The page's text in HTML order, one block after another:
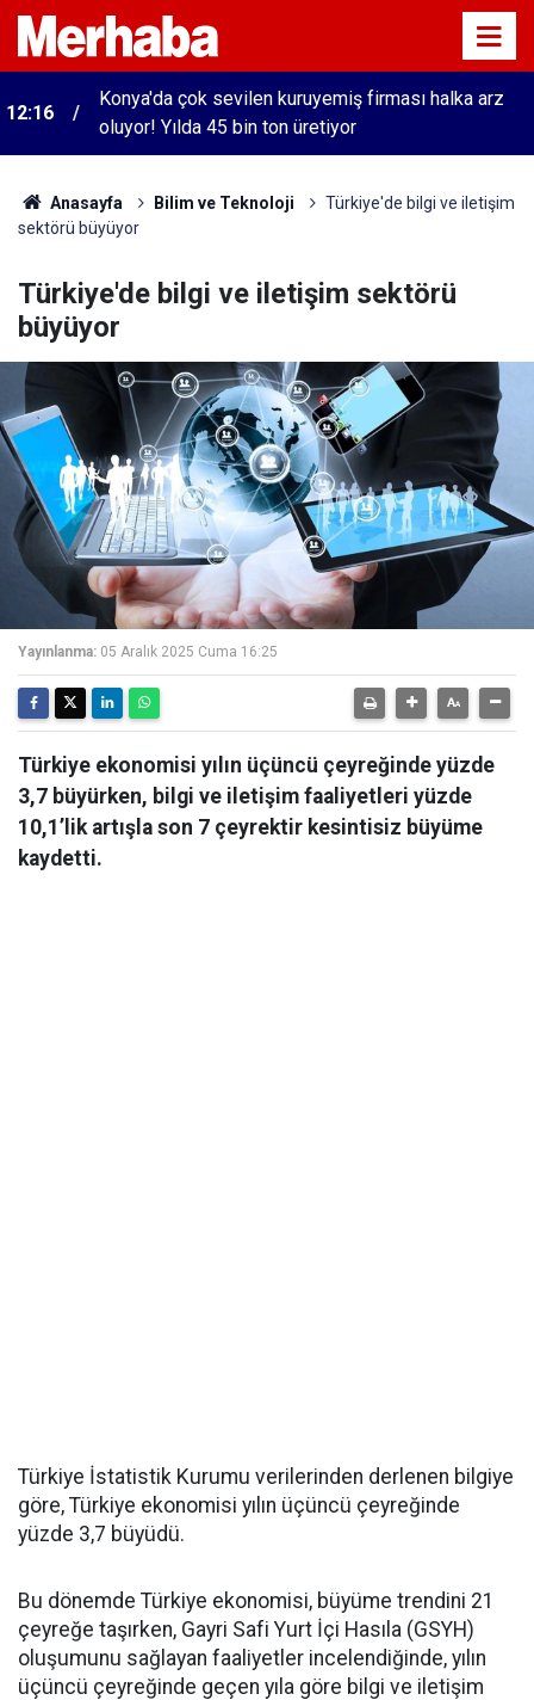
12:16
Konya'da çok sevilen kuruyemiş firması halka arz
oluyor! Yılda 45 bin ton üretiyor
Anasayfa Bilim ve Teknoloji
Türkiye'de bilgi ve iletişim
sektörü büyüyor
Türkiye'de bilgi ve iletişim sektörü
büyüyor
Yayınlanma: 05 Aralık 2025 Cuma 16:25
Türkiye ekonomisi yılın üçüncü çeyreğinde yüzde
3,7 büyürken, bilgi ve iletişim faaliyetleri yüzde
10,1’lik artışla son 7 çeyrektir kesintisiz büyüme
kaydetti.
Türkiye İstatistik Kurumu verilerinden derlenen bilgiye
göre, Türkiye ekonomisi yılın üçüncü çeyreğinde
yüzde 3,7 büyüdü.
Bu dönemde Türkiye ekonomisi, büyüme trendini 21
çeyreğe taşırken, Gayri Safi Yurt İçi Hasıla (GSYH)
oluşumunu sağlayan faaliyetler incelendiğinde, yılın
üçüncü çeyreğinde geçen yıla göre bilgi ve iletişim